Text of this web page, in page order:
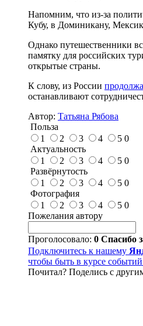
Напомним, что из-за
Кубу, в Доминикану,
Однако путешественники
памятку для российских
открытые страны.
К слову, из России
останавливают
Автор: Татьяна Рябова
Польза
1
2 3 4 5 0
Актуальность
1
2 3 4 5 0
Развёрнутость
1
2 3 4 5 0
Фотография
1
2 3 4 5 0
Пожелания автору
Проголосовало: 0 Спасибо
Подключитесь к нашему
чтобы быть в курсе
Почитал? Поделись с